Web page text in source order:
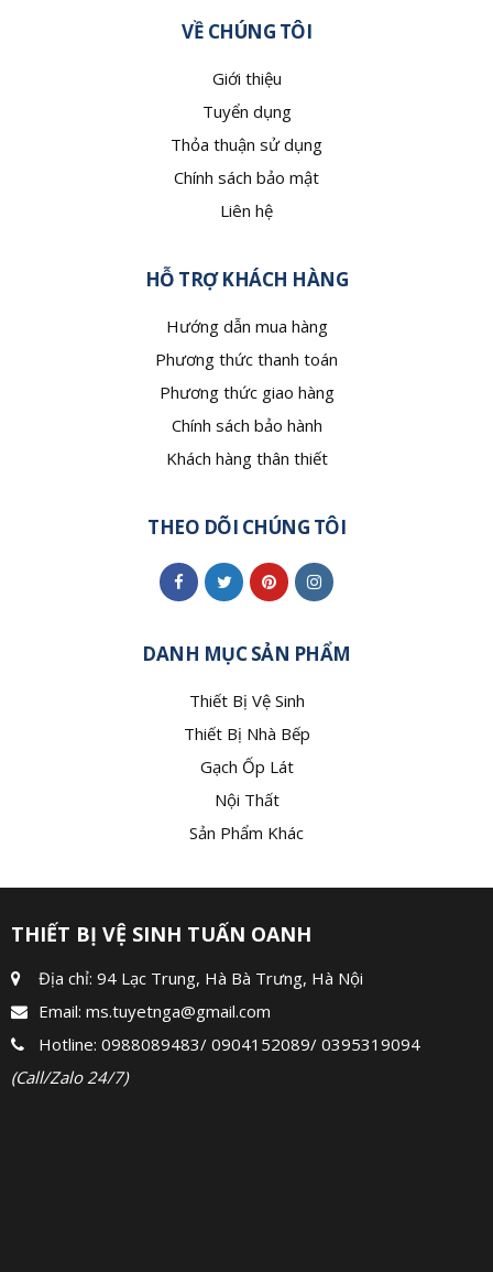
VỀ CHÚNG TÔI
Giới thiệu
Tuyển dụng
Thỏa thuận sử dụng
Chính sách bảo mật
Liên hệ
HỖ TRỢ KHÁCH HÀNG
Hướng dẫn mua hàng
Phương thức thanh toán
Phương thức giao hàng
Chính sách bảo hành
Khách hàng thân thiết
THEO DÕI CHÚNG TÔI
DANH MỤC SẢN PHẨM
Thiết Bị Vệ Sinh
Thiết Bị Nhà Bếp
Gạch Ốp Lát
Nội Thất
Sản Phẩm Khác
THIẾT BỊ VỆ SINH TUẤN OANH
Địa chỉ: 94 Lạc Trung, Hà Bà Trưng, Hà Nội
Email: ms.tuyetnga@gmail.com
Hotline: 0988089483/ 0904152089/ 0395319094
(Call/Zalo 24/7)